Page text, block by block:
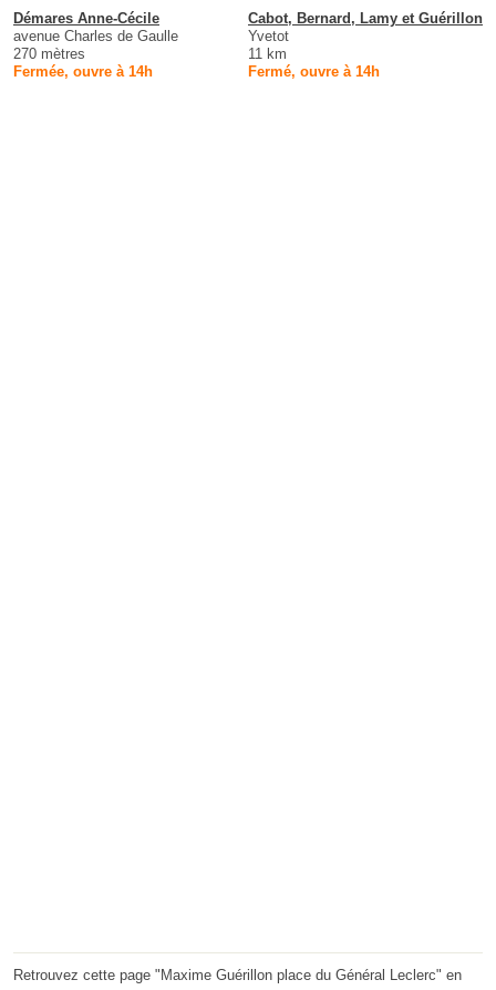
Démares Anne-Cécile
avenue Charles de Gaulle
270 mètres
Fermée, ouvre à 14h
Cabot, Bernard, Lamy et Guérillon
Yvetot
11 km
Fermé, ouvre à 14h
Retrouvez cette page "Maxime Guérillon place du Général Leclerc" en